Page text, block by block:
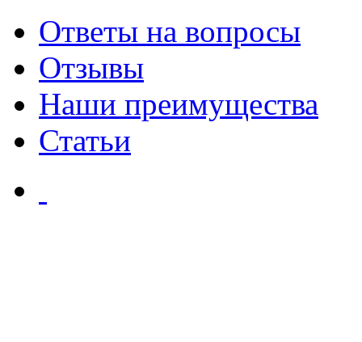
Ответы на вопросы
Отзывы
Наши преимущества
Статьи